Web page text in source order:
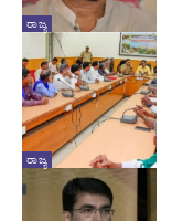
ರಾಜ್ಯ
ರಾಜ್ಯ